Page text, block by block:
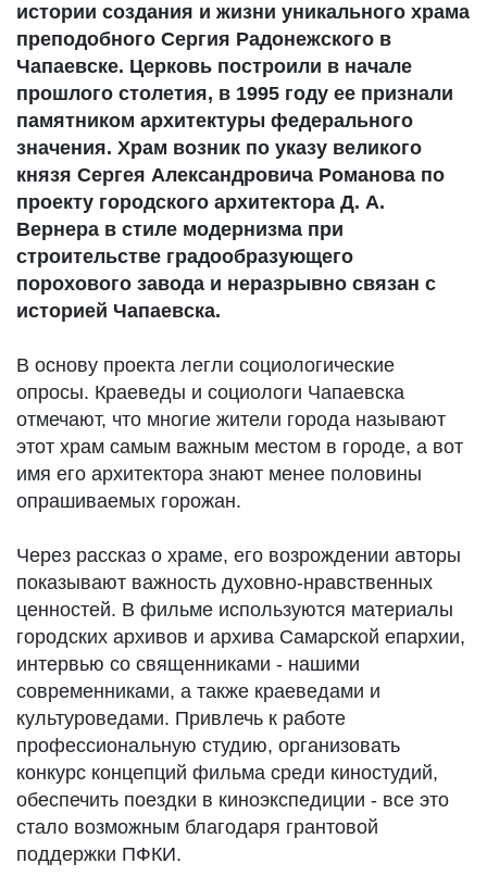
истории создания и жизни уникального храма
преподобного Сергия Радонежского в
Чапаевске. Церковь построили в начале
прошлого столетия, в 1995 году ее признали
памятником архитектуры федерального
значения. Храм возник по указу великого
князя Сергея Александровича Романова по
проекту городского архитектора Д. А.
Вернера в стиле модернизма при
строительстве градообразующего
порохового завода и неразрывно связан с
историей Чапаевска.
В основу проекта легли социологические
опросы. Краеведы и социологи Чапаевска
отмечают, что многие жители города называют
этот храм самым важным местом в городе, а вот
имя его архитектора знают менее половины
опрашиваемых горожан.
Через рассказ о храме, его возрождении авторы
показывают важность духовно-нравственных
ценностей. В фильме используются материалы
городских архивов и архива Самарской епархии,
интервью со священниками - нашими
современниками, а также краеведами и
культуроведами. Привлечь к работе
профессиональную студию, организовать
конкурс концепций фильма среди киностудий,
обеспечить поездки в киноэкспедиции - все это
стало возможным благодаря грантовой
поддержки ПФКИ.